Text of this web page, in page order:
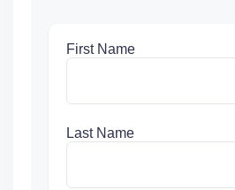
First Name
Last Name